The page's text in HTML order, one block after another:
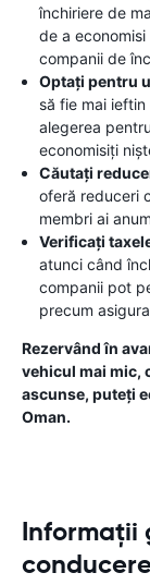
închiriere de
de a
companii de
Optați pentru
să fie mai
alegerea
economisiți
Căutați
oferă reduceri
membri ai
Verificați
atunci când
companii pot
precum
Rezervând în
vehicul mai mic,
ascunse, puteți
Oman.
Informații